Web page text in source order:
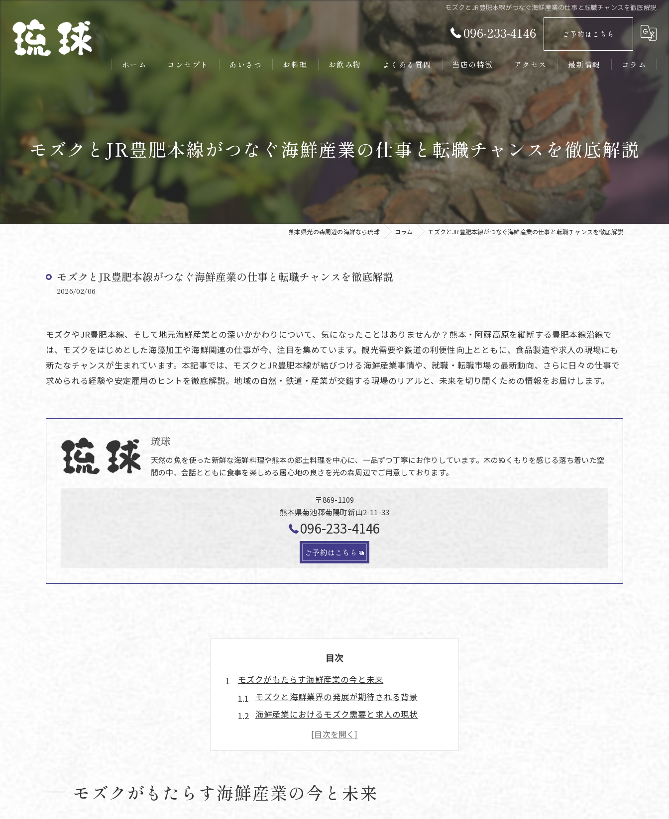
モズクとJR豊肥本線がつなぐ海鮮産業の仕事と転職チャンスを徹底解説
096-233-4146 ご予約はこちら
ホーム コンセプト あいさつ お料理 お飲み物 よくある質問 当店の特徴
大人数
新鮮
カウンター
アクセス 最新情報 コラム
モズクとJR豊肥本線がつなぐ海鮮産業の仕事と転職チャンスを徹底解説
熊本県光の森周辺の海鮮なら琉球 コラム モズクとJR豊肥本線がつなぐ海鮮産業の仕事と転職チャンスを徹底解説
モズクとJR豊肥本線がつなぐ海鮮産業の仕事と転職チャンスを徹底解説
2026/02/06
モズクやJR豊肥本線、そして地元海鮮産業との深いかかわりについて、気になったことはありませんか？熊本・阿蘇高原を縦断する豊肥本線沿線で
は、モズクをはじめとした海藻加工や海鮮関連の仕事が今、注目を集めています。観光需要や鉄道の利便性向上とともに、食品製造や求人の現場にも
新たなチャンスが生まれています。本記事では、モズクとJR豊肥本線が結びつける海鮮産業事情や、就職・転職市場の最新動向、さらに日々の仕事で
求められる経験や安定雇用のヒントを徹底解説。地域の自然・鉄道・産業が交錯する現場のリアルと、未来を切り開くための情報をお届けします。
琉球
天然の魚を使った新鮮な海鮮料理や熊本の郷土料理を中心に、一品ずつ丁寧にお作りしています。木のぬくもりを感じる落ち着いた空
間の中、会話とともに食事を楽しめる居心地の良さを光の森周辺でご用意しております。
〒869-1109
熊本県菊池郡菊陽町新山2-11-33
096-233-4146
ご予約はこちら
目次
モズクがもたらす海鮮産業の今と未来
モズクと海鮮業界の発展が期待される背景
海鮮産業におけるモズク需要と求人の現状
JR豊肥本線沿線で広がる海鮮の仕事機会
地域の海鮮産業が描く将来像をモズク視点で分析
JR豊肥本線で広がる海藻加工の仕事探し
JR豊肥本線沿線で注目される海鮮加工の現場
モズクがもたらす海鮮産業の今と未来